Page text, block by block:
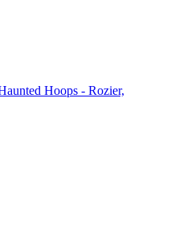
Hoops - Rozier,